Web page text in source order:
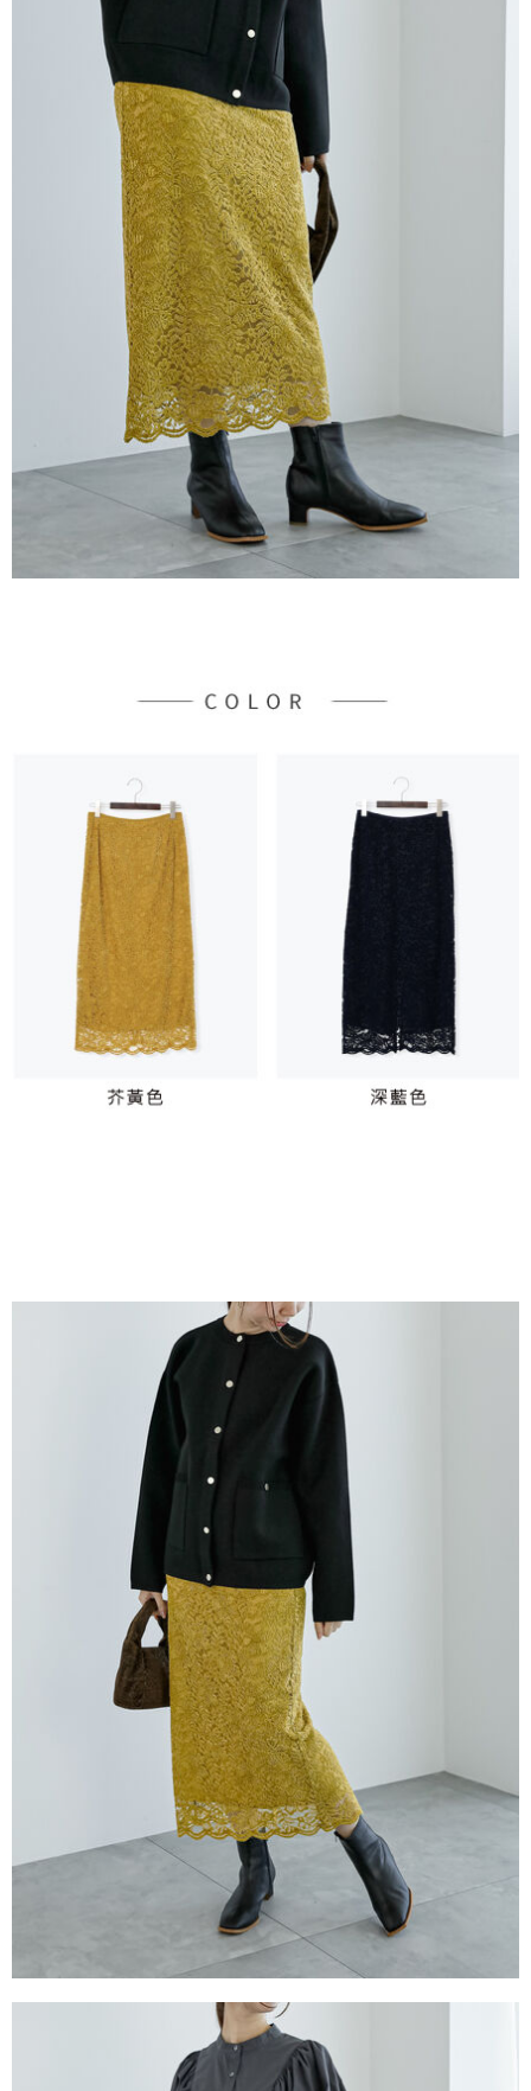
1.分期款項不併入電信帳單，「大哥付你分期」於每月結算日後寄送繳費提
2.透過簡訊連結打開帳單後，可選擇「超商條碼／台灣大直營門市／銀行轉
帳／街口支付／iPASS MONEY」等通路繳費。
1.本服務係由「台灣大哥大股份有限公司」（以下簡稱本公司）所提供，讓
用戶於交易時，得透過本服務購買商品或服務，並由商店將買賣／分期付款
買賣價金債權讓與本公司後，依約使用本公司帳單繳交帳款。
2.基於同意付款使用「大哥付你分期」之契約關係目的，商店將以您的個人
資料（包含姓名、電話或地址）提供予台灣大哥大進項蒐集、處理及利用，
由本公司與您本人進行分期帳單所需資料之確認、核對及更正。
3.完整用戶服務條款，請詳閱以下連結：https://oppay.tw/userRule
【「AFTEE先享後付」結帳流程】
１．於結帳方式選擇「AFTEE先享後付」後，將跳轉至「AFTEE先享後付」
結帳頁面，進行簡訊認證並確認金額後，即可完成結帳。
２．訂單成立數日內，您將收到繳費通知簡訊。
３．收到繳費通知簡訊後14天內，點擊此簡訊中的連結，可透過四大超商／
ATM／網路銀行／等多元方式進行付款，方視為交易完成。
※ 請注意：結帳手續完成當下不需立刻繳費，但若您需要取消訂單，請聯絡
購買商品的店家。未經商家同意取消之訂單仍視為有效，需透過AFTEE先享
後付繳納相關費用。
※ 交易是否成功請以「AFTEE先享後付 」之結帳頁面顯示為準，若有關於
是否繳費成功／繳費後需取消欲退款等相關疑問，請聯繫「AFTEE先享後付
客戶支援中心」https://netprotections.freshdesk.com/support/home
１．透過由恩沛科技股份有限公司提供之「AFTEE先享後付」服務完成之交
易，需依本服務之必要範圍內提供個人資料，並將交易相關給付款項請求債
權轉讓予恩沛科技股份有限公司。
２．關於個人資料處理事宜，請瀏覽以下網址：
https://aftee.tw/terms/#terms3
３．未成年的使用者請事先徵得法定代理人或監護人之同意方可使用
「AFTEE先享後付」，若未經同意申辦者引起之損失，本公司不負相關責
任。
４．使用「AFTEE先享後付」時，將依據個別帳號之用戶狀況，依本公司即
時審查核予不同之上限額度；若仍有額度不足之情形，本公司將視審查結果
５．嚴禁一人註冊多個帳號或使用他人資訊註冊。若發現惡意使用之情形，
恩沛科技股份有限公司將有權停止該用戶之使用額度並採取法律行動。
每筆NT$60，滿NT$388(含以上)免運費
每筆NT$60，滿NT$388(含以上)免運費
萊爾富取貨付款
每筆NT$60，滿NT$888(含以上)免運費
每筆NT$60，滿NT$888(含以上)免運費
每筆NT$60，滿NT$888(含以上)免運費
每筆NT$60，滿NT$888(含以上)免運費
每筆NT$90，滿NT$888(含以上)免運費